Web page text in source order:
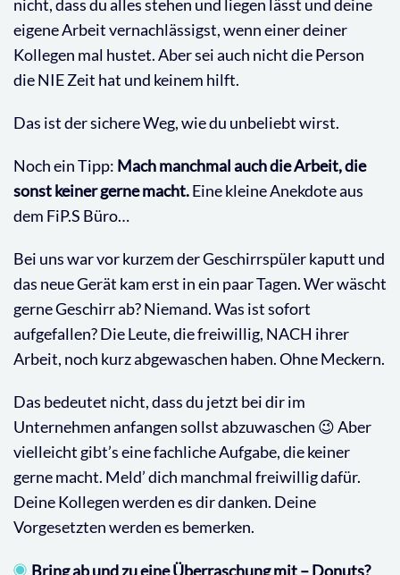
nicht, dass du alles stehen und liegen lässt und deine
eigene Arbeit vernachlässigst, wenn einer deiner
Kollegen mal hustet. Aber sei auch nicht die Person
die NIE Zeit hat und keinem hilft.
Das ist der sichere Weg, wie du unbeliebt wirst.
Noch ein Tipp: Mach manchmal auch die Arbeit, die
sonst keiner gerne macht.Eine kleine Anekdote aus
dem FiP.S Büro…
Bei uns war vor kurzem der Geschirrspüler kaputt und
das neue Gerät kam erst in ein paar Tagen. Wer wäscht
gerne Geschirr ab? Niemand. Was ist sofort
aufgefallen? Die Leute, die freiwillig, NACH ihrer
Arbeit, noch kurz abgewaschen haben. Ohne Meckern.
Das bedeutet nicht, dass du jetzt bei dir im
Unternehmen anfangen sollst abzuwaschen 😉 Aber
vielleicht gibt’s eine fachliche Aufgabe, die keiner
gerne macht. Meld’ dich manchmal freiwillig dafür.
Deine Kollegen werden es dir danken. Deine
Vorgesetzten werden es bemerken.
Bring ab und zu eine Überraschung mit – Donuts?